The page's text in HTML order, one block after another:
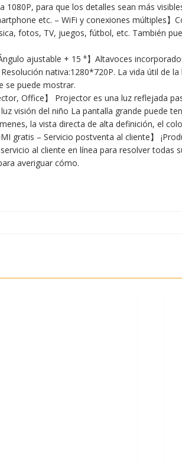
para que los detalles sean más
etc. – WiFi y conexiones múltiples
fotos, TV, juegos, fútbol, etc. También
ajustable + 15 °】Altavoces
nativa:1280*720P. La vida útil de
se puede mostrar.
Office】 Projector es una luz reflejada
visión del niño La pantalla grande puede
la vista directa de alta definición, el
gratis – Servicio postventa al cliente】
al cliente en línea para resolver
averiguar cómo.